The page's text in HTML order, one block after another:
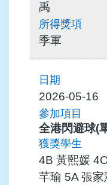
禹
季軍
2026-05-16
全港閃避球(
4B 黃熙媛
芊瑜 5A 張